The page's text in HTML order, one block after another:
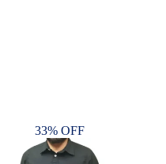
33% OFF